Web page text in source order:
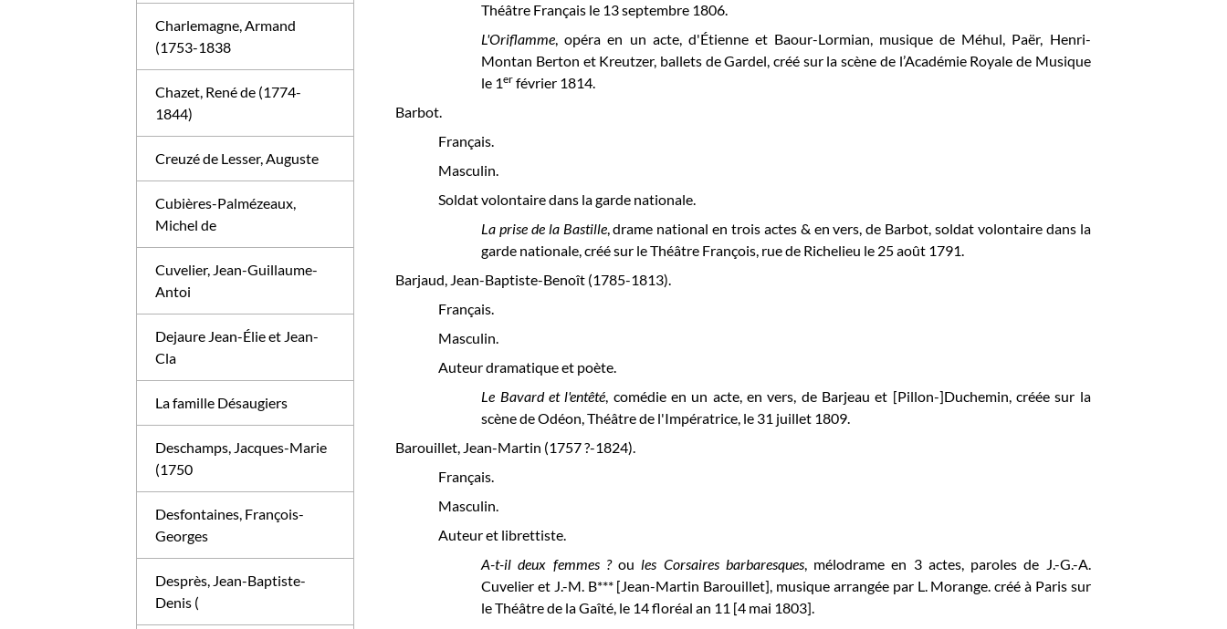
Théâtre Français le 13 septembre 1806.
L'Oriflamme, opéra en un acte, d'Étienne et Baour-Lormian, musique de Méhul, Paër, Henri-
Montan Berton et Kreutzer, ballets de Gardel, créé sur la scène de l’Académie Royale de Musique
le 1er février 1814.
Barbot.
Français.
Masculin.
Soldat volontaire dans la garde nationale.
La prise de la Bastille, drame national en trois actes & en vers, de Barbot, soldat volontaire dans la
garde nationale, créé sur le Théâtre François, rue de Richelieu le 25 août 1791.
Barjaud, Jean-Baptiste-Benoît (1785-1813).
Français.
Masculin.
Auteur dramatique et poète.
Le Bavard et l'entêté, comédie en un acte, en vers, de Barjeau et [Pillon-]Duchemin, créée sur la
scène de Odéon, Théâtre de l'Impératrice, le 31 juillet 1809.
Barouillet, Jean-Martin (1757 ?-1824).
Français.
Masculin.
Auteur et librettiste.
A-t-il deux femmes ?oules Corsaires barbaresques, mélodrame en 3 actes, paroles de J.-G.-A.
Cuvelier et J.-M. B*** [Jean-Martin Barouillet], musique arrangée par L. Morange. créé à Paris sur
le Théâtre de la Gaîté, le 14 floréal an 11 [4 mai 1803].
Charlemagne, Armand
(1753-1838
Chazet, René de (1774-
1844)
Creuzé de Lesser, Auguste
Cubières-Palmézeaux,
Michel de
Cuvelier, Jean-Guillaume-
Antoi
Dejaure Jean-Élie et Jean-
Cla
La famille Désaugiers
Deschamps, Jacques-Marie
(1750
Desfontaines, François-
Georges
Desprès, Jean-Baptiste-
Denis (